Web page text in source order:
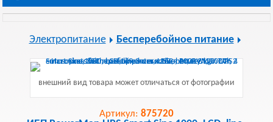
Электропитание Бесперебойное питание
внешний вид товара может отличаться от фотографии
Артикул: 875720